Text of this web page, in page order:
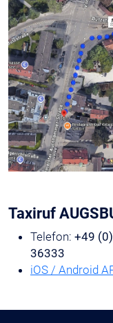
Taxiruf
Telefon: +49
36333
iOS / Android